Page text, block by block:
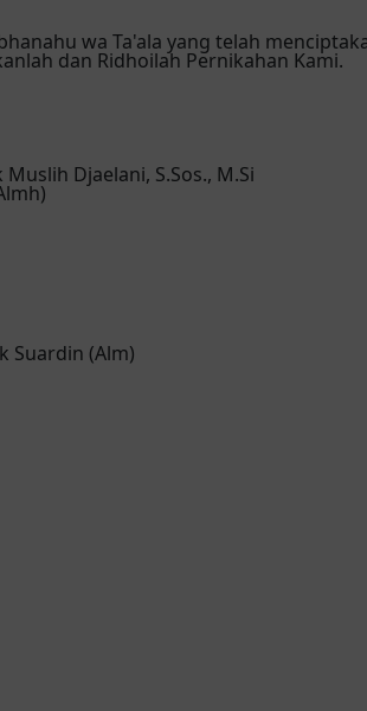
wa Ta'ala yang telah
dan Ridhoilah Pernikahan Kami.
Djaelani, S.Sos., M.Si
Suardin (Alm)